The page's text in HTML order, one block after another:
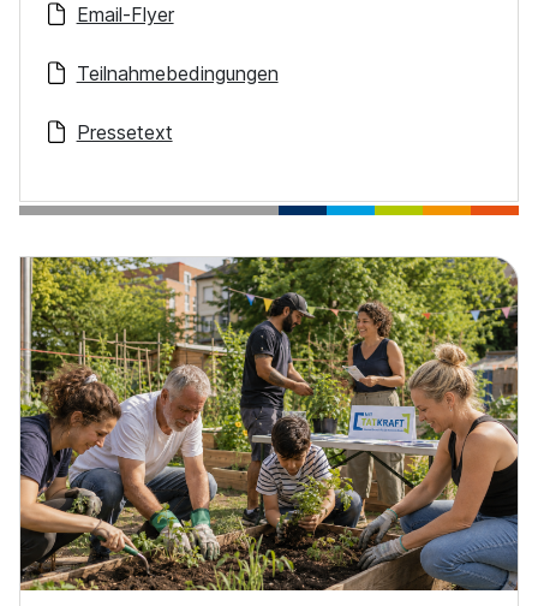
Email-Flyer
Teilnahmebedingungen
Pressetext